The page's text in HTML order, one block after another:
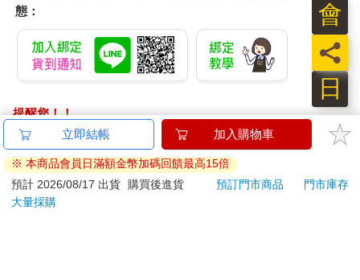
態：
提醒您！！
金石堂及銀行均不會請您操作ATM! 如接獲電話要求您前往
ATM提款機，請不要聽從指示，以免受騙上當！
退換貨須知：
**提醒您，鑑賞期不等於試用期，退回商品須為全新狀態**
立即結帳 加入購物車
※ 本商品會員日滿額金幣加碼回饋最高15倍
預計 2026/08/17 出貨
購買後進貨 預訂門市商品
門市庫存
大量採購
日
員
會